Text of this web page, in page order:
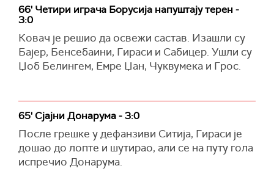
66' Четири играча Борусија напуштају терен -
3:0
Ковач је решио да освежи састав. Изашли су
Бајер, Бенсебаини, Гираси и Сабицер. Ушли су
Џоб Белингем, Емре Џан, Чуквумека и Грос.
65' Сјајни Донарума - 3:0
После грешке у дефанзиви Ситија, Гираси је
дошао до лопте и шутирао, али се на путу гола
испречио Донарума.